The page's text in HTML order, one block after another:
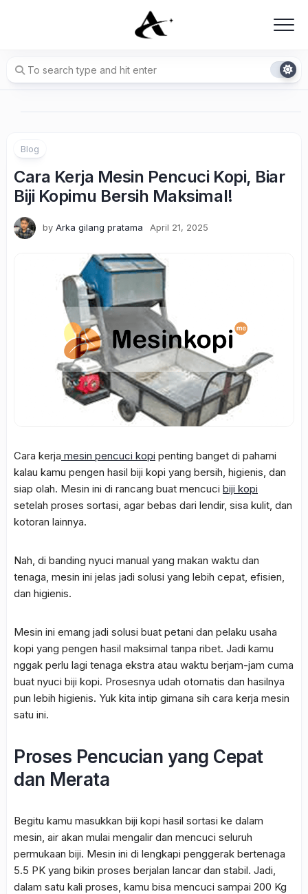
Blog
Cara Kerja Mesin Pencuci Kopi, Biar
Biji Kopimu Bersih Maksimal!
by Arka gilang pratama April 21, 2025
Cara kerja mesin pencuci kopi penting banget di pahami
kalau kamu pengen hasil biji kopi yang bersih, higienis, dan
siap olah. Mesin ini di rancang buat mencuci biji kopi
setelah proses sortasi, agar bebas dari lendir, sisa kulit, dan
kotoran lainnya.
Nah, di banding nyuci manual yang makan waktu dan
tenaga, mesin ini jelas jadi solusi yang lebih cepat, efisien,
dan higienis.
Mesin ini emang jadi solusi buat petani dan pelaku usaha
kopi yang pengen hasil maksimal tanpa ribet. Jadi kamu
nggak perlu lagi tenaga ekstra atau waktu berjam-jam cuma
buat nyuci biji kopi. Prosesnya udah otomatis dan hasilnya
pun lebih higienis. Yuk kita intip gimana sih cara kerja mesin
satu ini.
Proses Pencucian yang Cepat
dan Merata
Begitu kamu masukkan biji kopi hasil sortasi ke dalam
mesin, air akan mulai mengalir dan mencuci seluruh
permukaan biji. Mesin ini di lengkapi penggerak bertenaga
5.5 PK yang bikin proses berjalan lancar dan stabil. Jadi,
dalam satu kali proses, kamu bisa mencuci sampai 200 Kg